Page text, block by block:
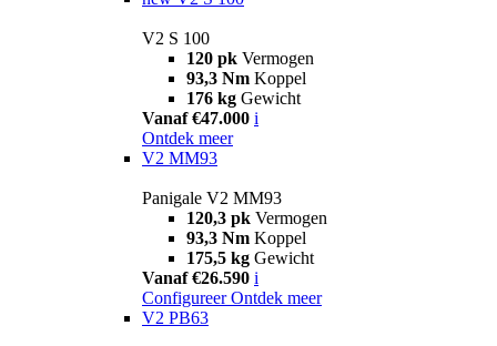
V2 S 100
120 pk Vermogen
93,3 Nm Koppel
176 kg Gewicht
Vanaf €47.000 i
Ontdek meer
V2 MM93
Panigale V2 MM93
120,3 pk Vermogen
93,3 Nm Koppel
175,5 kg Gewicht
Vanaf €26.590 i
Configureer Ontdek meer
V2 PB63